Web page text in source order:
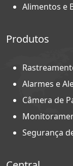
Alimentos e
Produtos
Alarmes e
Câmera de
Segurança